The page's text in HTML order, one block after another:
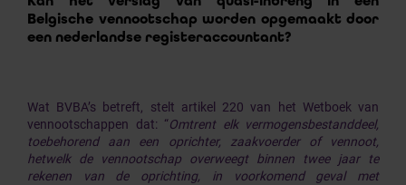
Belgische vennootschap worden opgemaakt door
een nederlandse registeraccountant?
Wat BVBA’s betreft, stelt artikel 220 van het Wetboek van
vennootschappen dat: “Omtrent elk vermogensbestanddeel,
toebehorend aan een oprichter, zaakvoerder of vennoot,
hetwelk de vennootschap overweegt binnen twee jaar te
rekenen van de oprichting, in voorkomend geval met